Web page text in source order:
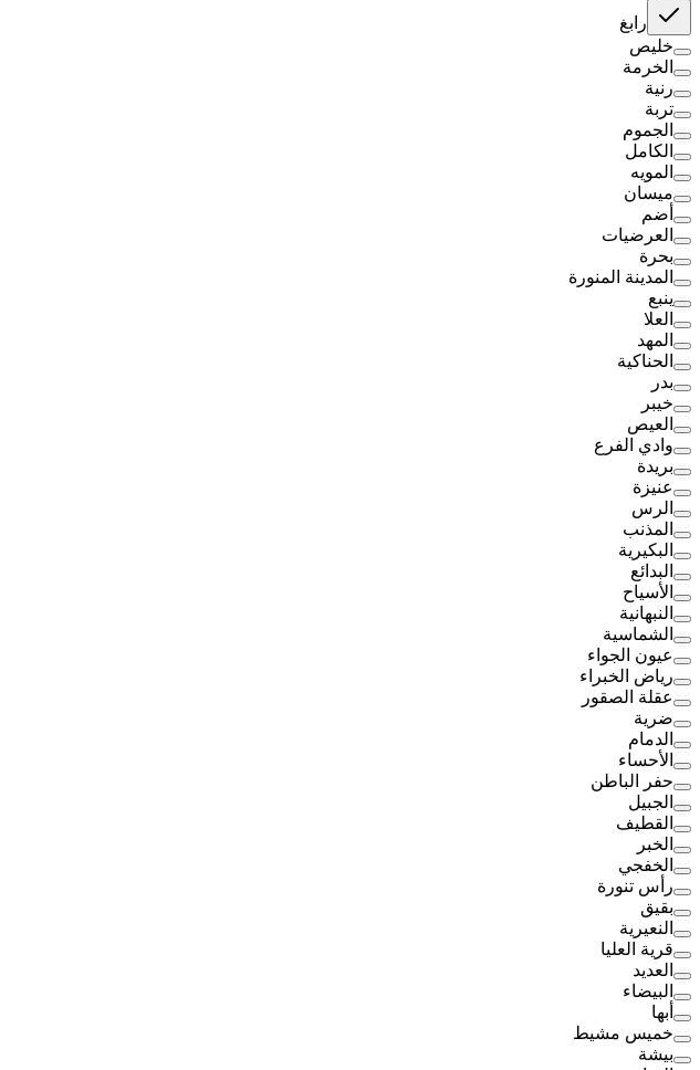
رابغ
خليص
الخرمة
رنية
تربة
الجموم
الكامل
المويه
ميسان
أضم
العرضيات
بحرة
المدينة المنورة
ينبع
العلا
المهد
الحناكية
بدر
خيبر
العيص
وادي الفرع
بريدة
عنيزة
الرس
المذنب
البكيرية
البدائع
الأسياح
النبهانية
الشماسية
عيون الجواء
رياض الخبراء
عقلة الصقور
ضرية
الدمام
الأحساء
حفر الباطن
الجبيل
القطيف
الخبر
الخفجي
رأس تنورة
بقيق
النعيرية
قرية العليا
العديد
البيضاء
أبها
خميس مشيط
بيشة